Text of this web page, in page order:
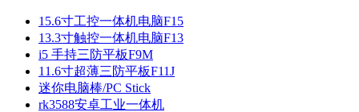
15.6寸工控一体机电脑F15
13.3寸触控一体机电脑F13
i5 手持三防平板F9M
11.6寸超薄三防平板F11J
迷你电脑棒/PC Stick
rk3588安卓工业一体机